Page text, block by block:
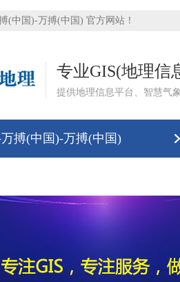
(中国)-万搏(中国) 官方网站！
专业GIS(地理信
提供地理信息平台、智慧气
搏(中国)-万搏(中国)